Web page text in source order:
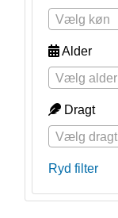
Vælg køn
Alder
Vælg alder
Dragt
Vælg dragt
Ryd filter